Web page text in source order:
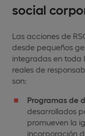
social
Las acciones de
desde pequeños
integradas en toda
reales de
son:
Programas de
desarrollados
promueven la
incorporación